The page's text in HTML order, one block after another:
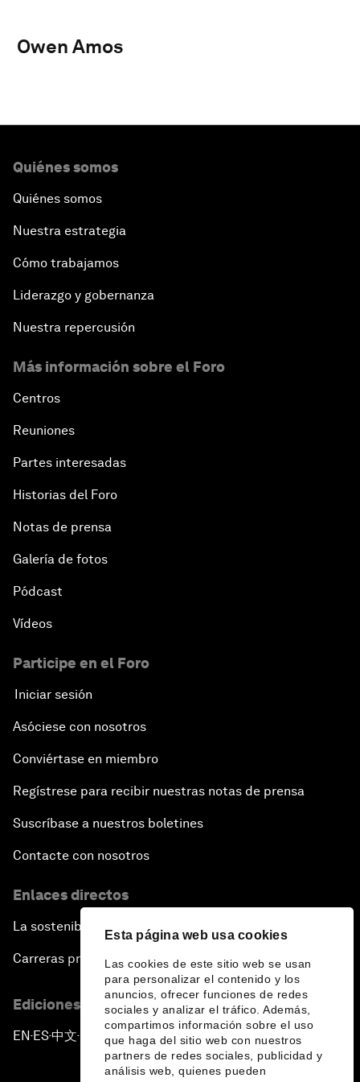
Esta página web usa cookies
Las cookies de este sitio web se usan
para personalizar el contenido y los
anuncios, ofrecer funciones de redes
sociales y analizar el tráfico. Además,
compartimos información sobre el uso
que haga del sitio web con nuestros
partners de redes sociales, publicidad y
análisis web, quienes pueden
Owen Amos
Quiénes somos
Quiénes somos
Nuestra estrategia
Cómo trabajamos
Liderazgo y gobernanza
Nuestra repercusión
Más información sobre el Foro
Centros
Reuniones
Partes interesadas
Historias del Foro
Notas de prensa
Galería de fotos
Pódcast
Vídeos
Participe en el Foro
Iniciar sesión
Asóciese con nosotros
Conviértase en miembro
Regístrese para recibir nuestras notas de prensa
Suscríbase a nuestros boletines
Contacte con nosotros
Enlaces directos
La sostenibilidad en el Foro
Carreras profesionales
Ediciones en otros idiomas
EN ▪ES▪中文▪ 日本語